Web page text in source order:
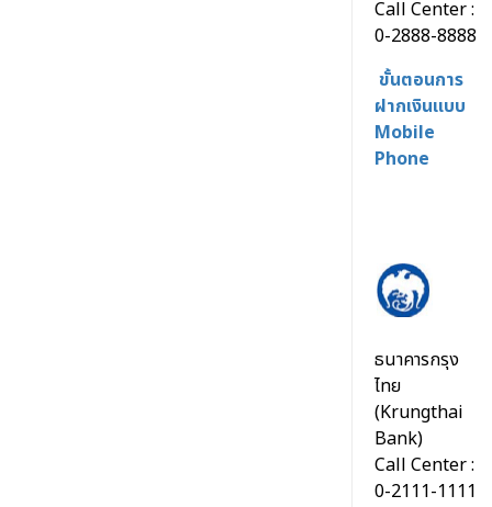
Call Center :
0-2888-8888
ขั้นตอนการ
ฝากเงินแบบ
Mobile
Phone
ธนาคารกรุง
ไทย
(Krungthai
Bank)
Call Center :
0-2111-1111